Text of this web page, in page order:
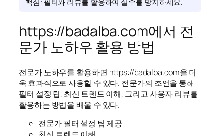
핵심: 필터와 리뷰를 활용하여 실수를 방지하세요.
https://badalba.com에서 전
문가 노하우 활용 방법
전문가 노하우를 활용하면 https://badalba.com을 더
욱 효과적으로 사용할 수 있다. 전문가의 조언을 통해
필터 설정 팁, 최신 트렌드 이해, 그리고 사용자 리뷰를
활용하는 방법을 배울 수 있다.
전문가 필터 설정 팁 제공